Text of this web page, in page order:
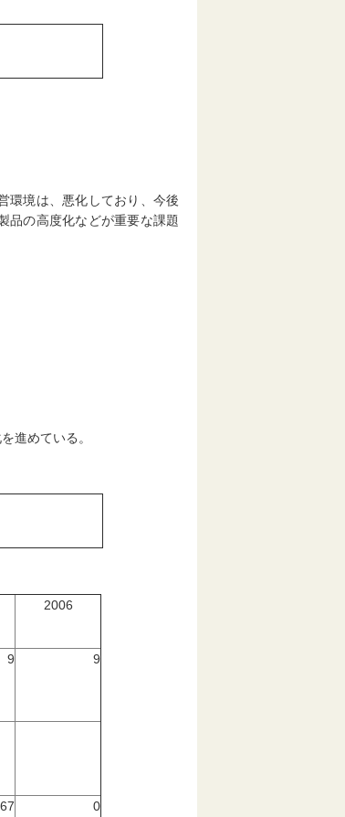
環境は、悪化しており、今後
品の高度化などが重要な課題
進めている。
2006
9 9
0